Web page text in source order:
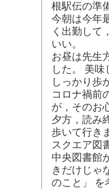
根駅伝の準
今朝は今年
く出勤して
いい。
お昼は先生
した。 美
しっかり歩
コロナ禍前
が，そのお
夕方，読み
歩いて行き
スクエア図
中央図書館
きだけじゃ
のこと」 を